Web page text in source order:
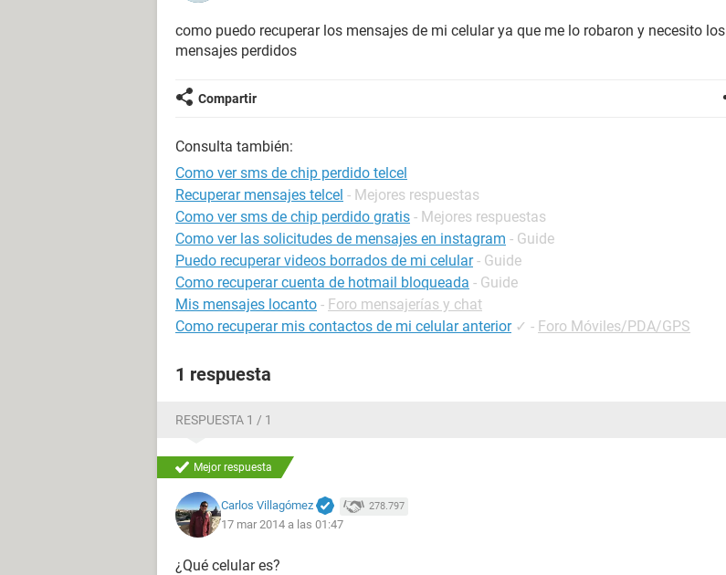
como puedo recuperar los mensajes de mi celular ya que me lo robaron y necesito los
mensajes perdidos
Compartir
Consulta también:
Como ver sms de chip perdido telcel
Recuperar mensajes telcel - Mejores respuestas
Como ver sms de chip perdido gratis - Mejores respuestas
Como ver las solicitudes de mensajes en instagram - Guide
Puedo recuperar videos borrados de mi celular - Guide
Como recuperar cuenta de hotmail bloqueada - Guide
Mis mensajes locanto - Foro mensajerías y chat
Como recuperar mis contactos de mi celular anterior ✓ - Foro Móviles/PDA/GPS
1 respuesta
RESPUESTA 1 / 1
Mejor respuesta
Carlos Villagómez 278.797
17 mar 2014 a las 01:47
¿Qué celular es?